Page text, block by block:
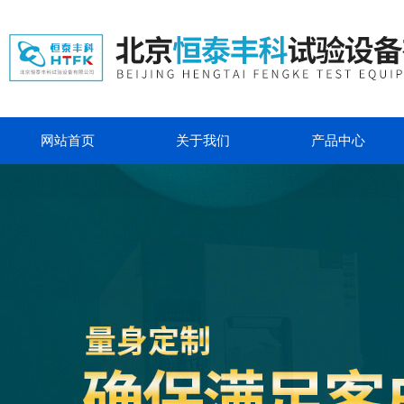
网站首页 关于我们 产品中心